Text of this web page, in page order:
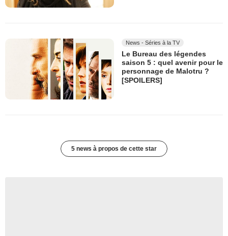
News - Séries à la TV
Le Bureau des légendes
saison 5 : quel avenir pour le
personnage de Malotru ?
[SPOILERS]
5 news à propos de cette star